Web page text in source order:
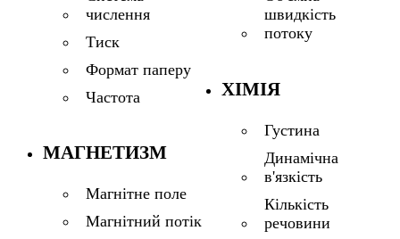
числення
Тиск
Формат паперу
Частота
МАГНЕТИЗМ
Магнітне поле
Магнітний потік
швидкість
потоку
ХІМІЯ
Густина
Динамічна
в'язкість
Кількість
речовини